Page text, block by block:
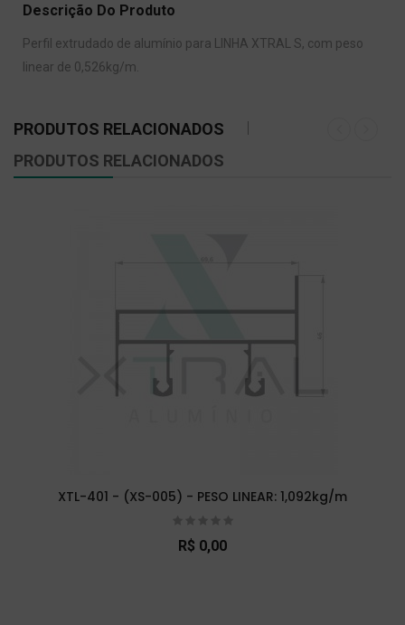
Descrição Do Produto
Perfil extrudado de alumínio para LINHA XTRAL S, com peso
linear de 0,526kg/m.
PRODUTOS RELACIONADOS
PRODUTOS RELACIONADOS
XTL-401 - (XS-005) - PESO LINEAR: 1,092kg/m
R$ 0,00